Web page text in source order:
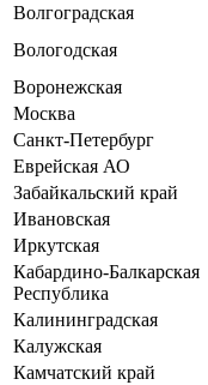
Волгоградская
Вологодская
Воронежская
Москва
Санкт-Петербург
Еврейская АО
Забайкальский край
Ивановская
Иркутская
Кабардино-Балкарская
Республика
Калининградская
Калужская
Камчатский край